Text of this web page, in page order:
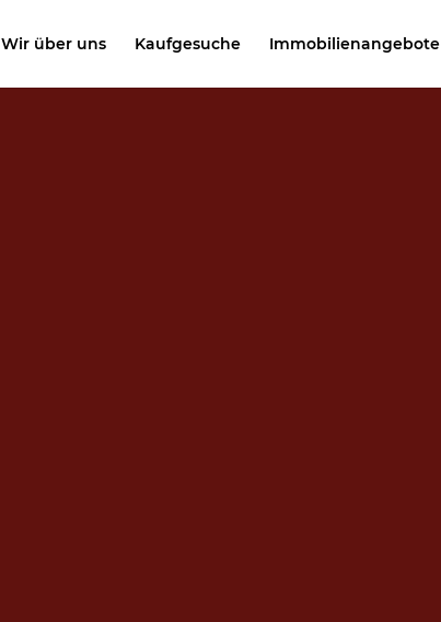
Wir über uns Kaufgesuche Immobilienangebote